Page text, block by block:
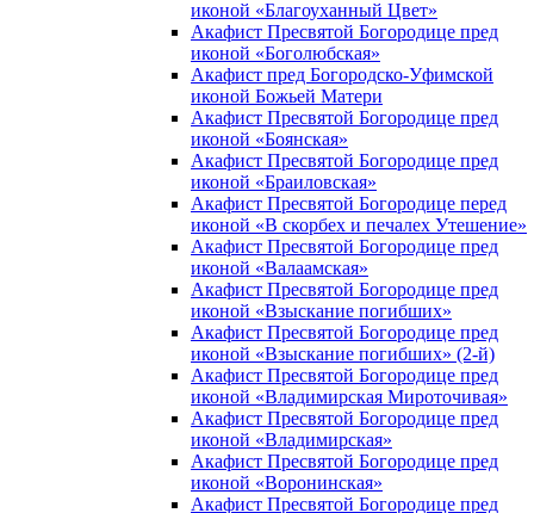
иконой «Благоуханный Цвет»
Акафист Пресвятой Богородице пред
иконой «Боголюбская»
Акафист пред Богородско-Уфимской
иконой Божьей Матери
Акафист Пресвятой Богородице пред
иконой «Боянская»
Акафист Пресвятой Богородице пред
иконой «Браиловская»
Акафист Пресвятой Богородице перед
иконой «В скорбех и печалех Утешение»
Акафист Пресвятой Богородице пред
иконой «Валаамская»
Акафист Пресвятой Богородице пред
иконой «Взыскание погибших»
Акафист Пресвятой Богородице пред
иконой «Взыскание погибших» (2-й)
Акафист Пресвятой Богородице пред
иконой «Владимирская Мироточивая»
Акафист Пресвятой Богородице пред
иконой «Владимирская»
Акафист Пресвятой Богородице пред
иконой «Воронинская»
Акафист Пресвятой Богородице пред